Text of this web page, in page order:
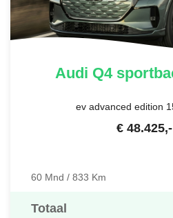
Audi Q4
ev advanced edition
€ 48.425,-
60 Mnd / 833 Km
Totaal